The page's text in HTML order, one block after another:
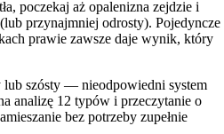
poczekaj aż opalenizna zejdzie i
przynajmniej odrosty). Pojedyncze
prawie zawsze daje wynik, który
lub szósty — nieodpowiedni system
analizę 12 typów i przeczytanie o
bez potrzeby zupełnie